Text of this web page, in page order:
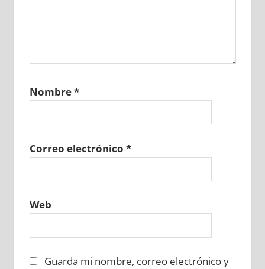
Nombre*
Correo electrónico *
Web
Guarda mi nombre, correo electrónico y